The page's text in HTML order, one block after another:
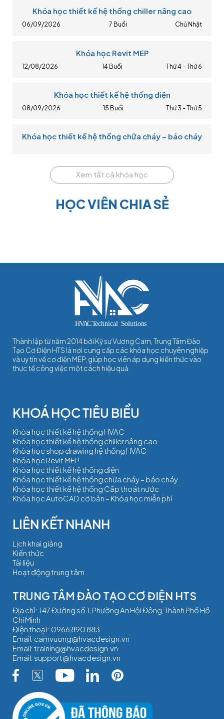
Khóa học thiết kế hệ thống chiller nâng cao
06/09/2026 7 Buổi Chủ Nhật
Khóa học Revit MEP
12/08/2026 14 Buổi Thứ 4 - Thứ 6
Khóa học thiết kế hệ thống điện
08/09/2026 15 Buổi Thứ 3 - Thứ 5
Khóa học thiết kế hệ thống chữa cháy – báo cháy
Xem tất cả khóa học
HỌC VIÊN CHIA SẺ
Thành lập từ năm 2014 bởi Kỹ sư Vương Cam, Trung Tâm Đào
Tạo Cơ Điện HTS là nơi cung cấp các khóa học chuyên nghiệp
và uy tín về cơ điện MEP, giúp học viên áp dụng kiến thức vào
thực tế công việc một cách hiệu quả.
Khóa học thiết kế hệ thống HVAC
Khóa học thiết kế hệ thống chiller nâng cao
Khóa học shop drawing hệ thống HVAC
Khóa học Revit MEP
Khóa học thiết kế hệ thống điện
Khóa học thiết kế hệ thống chữa cháy – báo cháy
Khóa học thiết kế hệ thống Cấp thoát nước
Khóa học AutoCAD cơ bản – Khóa học miễn phí
Lịch khai giảng
Kiến thức
Tài liệu
Hoạt động trung tâm
TRUNG TÂM ĐÀO TẠO CƠ ĐIỆN HTS
Địa chỉ : 147 Đường số 1, Phường An Hội Đông, Thành Phố Hồ
Chí Minh
Điện thoại : 0966 890 883
Email: camvuong@hvacdesign.vn
Email: training@hvacdesign.vn
Email: support@hvacdesign.vn